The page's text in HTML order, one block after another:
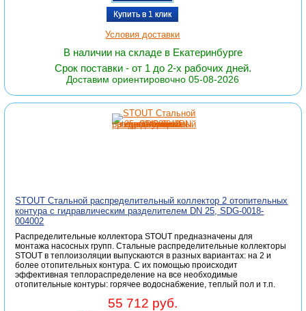
Купить в 1 клик
Условия доставки
В наличии на складе в Екатеринбурге
Срок поставки - от 1 до 2-х рабочих дней.
Доставим ориентировочно 05-08-2026
STOUT Стальной распределительный коллектор 2 отопительных
контура с гидравлическим разделителем DN 25, SDG-0018-
004002
Распределительные коллектора STOUT предназначены для
монтажа насосных групп. Стальные распределительные коллекторы
STOUT в теплоизоляции выпускаются в разных вариантах: на 2 и
более отопительных контура. С их помощью происходит
эффективная теплораспределение на все необходимые
отопительные контуры: горячее водоснабжение, теплый пол и т.п.
55 712 руб.